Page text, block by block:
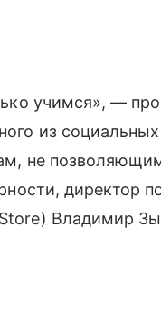
учимся», —
из
не
директор
Владимир